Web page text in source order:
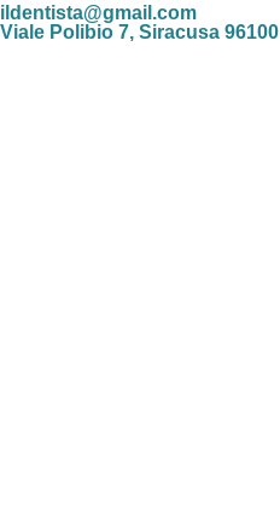
ildentista@gmail.com
Viale Polibio 7, Siracusa 96100